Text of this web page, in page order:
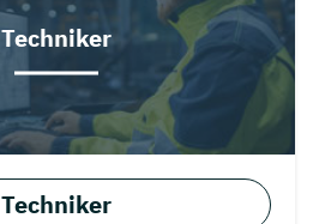
Techniker
Techniker